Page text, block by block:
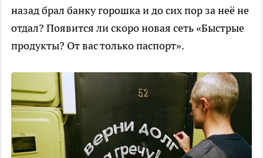
назад брал банку горошка и до сих пор за неё не
отдал? Появится ли скоро новая сеть «Быстрые
продукты? От вас только паспорт».